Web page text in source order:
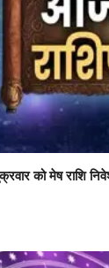
को मेष राशि